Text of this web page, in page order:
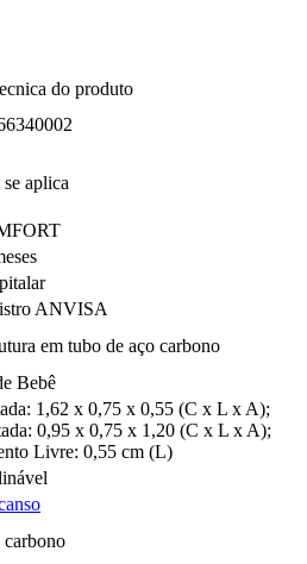
do produto
aplica
ANVISA
em tubo de aço carbono
Bebê
1,62 x 0,75 x 0,55 (C x L x A);
0,95 x 0,75 x 1,20 (C x L x A);
Livre: 0,55 cm (L)